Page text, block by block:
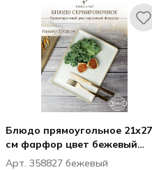
Блюдо прямоугольное 21х27
см фарфор цвет бежевый
Seasons
Арт. 358827 бежевый